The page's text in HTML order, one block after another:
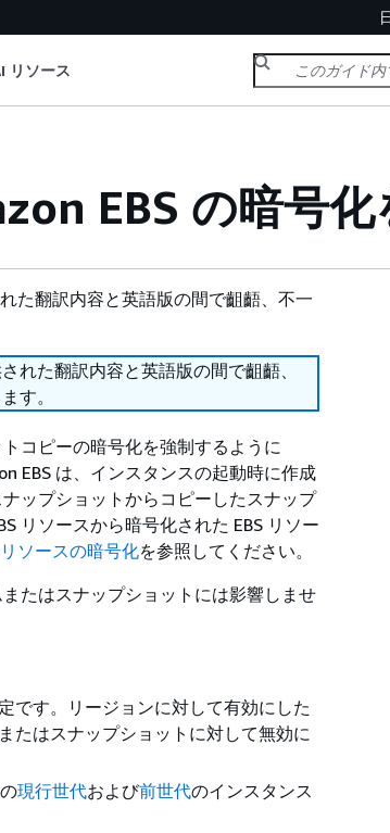
リソース
EBS の暗号化
た翻訳内容と英語版の間で齟齬、不一
れた翻訳内容と英語版の間で齟齬、
す。
コピーの暗号化を強制するように
EBS は、インスタンスの起動時に作成
ップショットからコピーしたスナップ
リソースから暗号化された EBS リソー
ソースの暗号化を参照してください。
たはスナップショットには影響しませ
です。リージョンに対して有効にした
たはスナップショットに対して無効に
現行世代および前世代のインスタンス